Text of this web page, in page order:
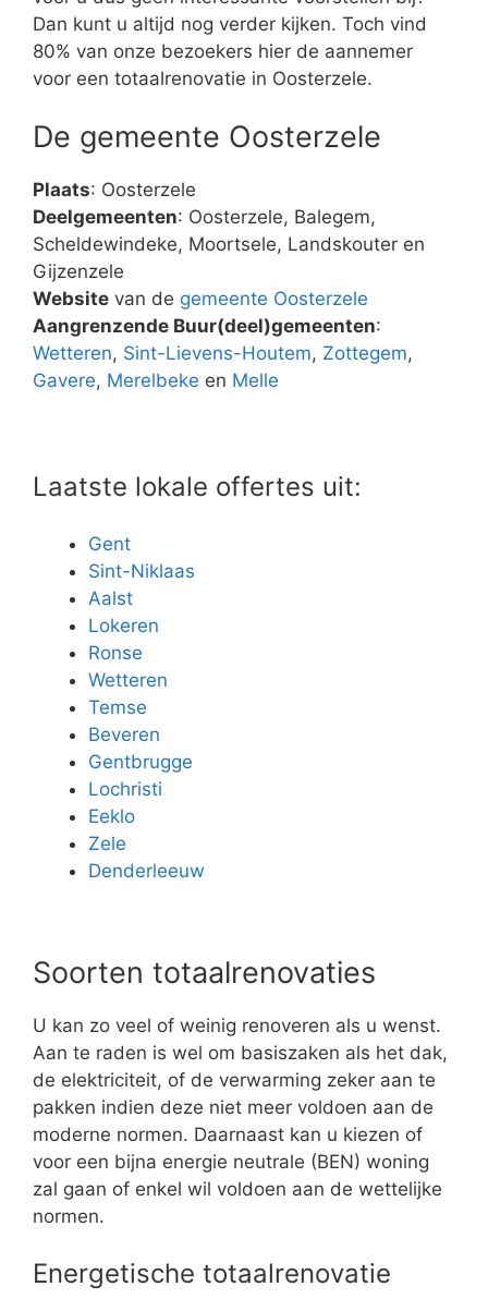
Dan kunt u altijd nog verder kijken. Toch vind
80% van onze bezoekers hier de aannemer
voor een totaalrenovatie in Oosterzele.
De gemeente Oosterzele
Plaats: Oosterzele
Deelgemeenten: Oosterzele, Balegem,
Scheldewindeke, Moortsele, Landskouter en
Gijzenzele
Website van de gemeente Oosterzele
Aangrenzende Buur(deel)gemeenten:
Wetteren, Sint-Lievens-Houtem, Zottegem,
Gavere, Merelbeke en Melle
Laatste lokale offertes uit:
Gent
Sint-Niklaas
Aalst
Lokeren
Ronse
Wetteren
Temse
Beveren
Gentbrugge
Lochristi
Eeklo
Zele
Denderleeuw
Soorten totaalrenovaties
U kan zo veel of weinig renoveren als u wenst.
Aan te raden is wel om basiszaken als het dak,
de elektriciteit, of de verwarming zeker aan te
pakken indien deze niet meer voldoen aan de
moderne normen. Daarnaast kan u kiezen of
voor een bijna energie neutrale (BEN) woning
zal gaan of enkel wil voldoen aan de wettelijke
normen.
Energetische totaalrenovatie